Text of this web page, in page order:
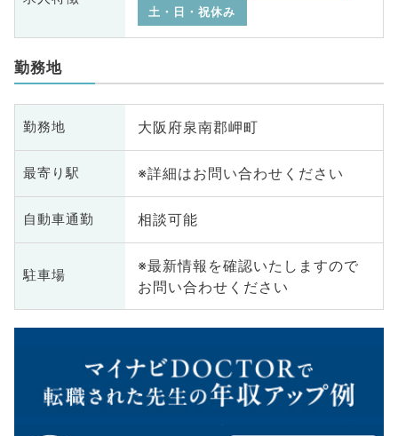
土・日・祝休み
勤務地
勤務地 大阪府泉南郡岬町
最寄り駅 ※詳細はお問い合わせください
自動車通勤 相談可能
駐車場
※最新情報を確認いたしますので
お問い合わせください